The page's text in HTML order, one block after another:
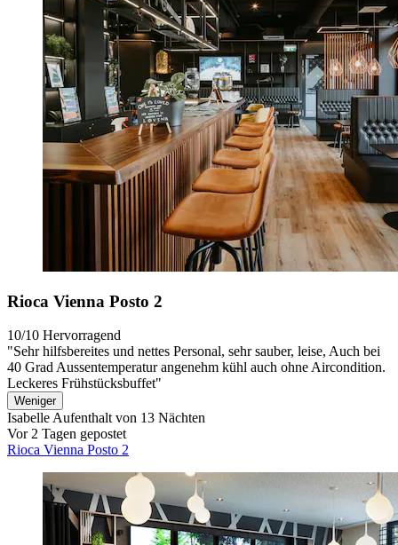
Rioca Vienna Posto 2
10/10 Hervorragend
"Sehr hilfsbereites und nettes Personal, sehr sauber, leise, Auch bei
40 Grad Aussentemperatur angenehm kühl auch ohne Aircondition.
Leckeres Frühstücksbuffet"
Weniger
IsabelleAufenthalt von 13 Nächten
Vor 2 Tagen gepostet
Rioca Vienna Posto 2